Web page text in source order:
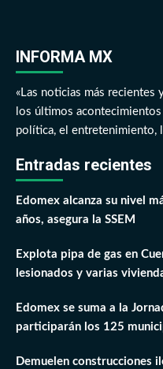
INFORMA MX
«Las noticias más recientes
los últimos
política, el entretenimiento,
Entradas recientes
Edomex alcanza su nivel
años, asegura la SSEM
Explota pipa de gas en
lesionados y varias
Edomex se suma a la
participarán los 125
Demuelen construcciones